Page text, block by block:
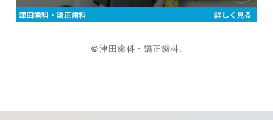
©津田歯科・矯正歯科.